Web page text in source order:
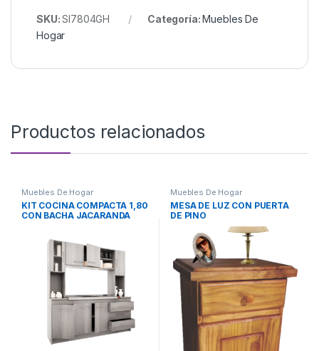
SKU:SI7804GH Categoría:Muebles De
Hogar
Productos relacionados
Muebles De Hogar
KIT COCINA COMPACTA 1,80
CON BACHA JACARANDA
Muebles De Hogar
MESA DE LUZ CON PUERTA
DE PINO